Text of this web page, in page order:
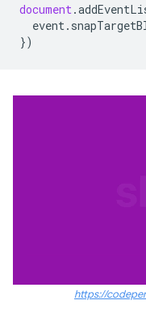
document .
event .
})
https://